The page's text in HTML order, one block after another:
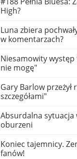
High?
Luna zbiera
w komentarzach?
Niesamowity
nie mogę"
Gary Barlow
szczegółami"
Absurdalna sytuacja
oburzeni
Koniec tajemnicy.
fanów!